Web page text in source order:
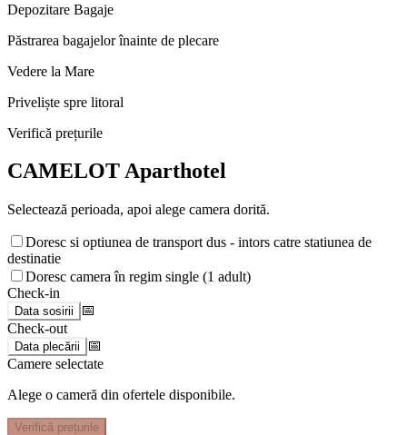
Depozitare Bagaje
Păstrarea bagajelor înainte de plecare
Vedere la Mare
Priveliște spre litoral
Verifică prețurile
CAMELOT Aparthotel
Selectează perioada, apoi alege camera dorită.
Doresc si optiunea de transport dus - intors catre statiunea de
destinatie
Doresc camera în regim single (1 adult)
Check-in
Data sosirii
📅
Check-out
Data plecării
📅
Camere selectate
Alege o cameră din ofertele disponibile.
Verifică prețurile